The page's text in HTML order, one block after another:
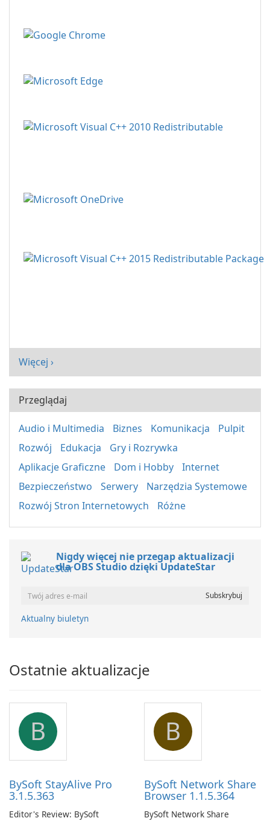
Więcej ›
Przeglądaj
Audio i Multimedia Biznes Komunikacja
Pulpit
Rozwój
Edukacja
Gry i Rozrywka
Aplikacje Graficzne
Dom i Hobby
Internet
Bezpieczeństwo
Serwery
Narzędzia Systemowe
Rozwój Stron Internetowych
Różne
Nigdy więcej nie przegap aktualizacji
dla OBS Studio dzięki UpdateStar
Aktualny biuletyn
Ostatnie aktualizacje
B
BySoft StayAlive Pro
3.1.5.363
Editor's Review: BySoft
B
BySoft Network Share
Browser 1.1.5.364
BySoft Network Share